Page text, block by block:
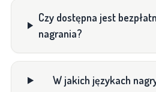
Czy dostępna jest
nagrania?
W jakich językach